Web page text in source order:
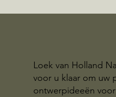
Loek van Holland
voor u klaar om uw
ontwerpideeën